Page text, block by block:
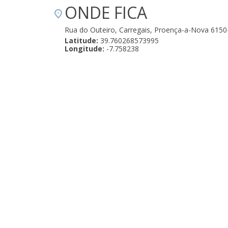
ONDE FICA
Rua do Outeiro, Carregais, Proença-a-Nova
Latitude: 39.760268573995
Longitude: -7.758238